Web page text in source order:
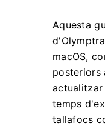
Aquesta
macOS,
posteriors
actualitzar
temps
tallafocs